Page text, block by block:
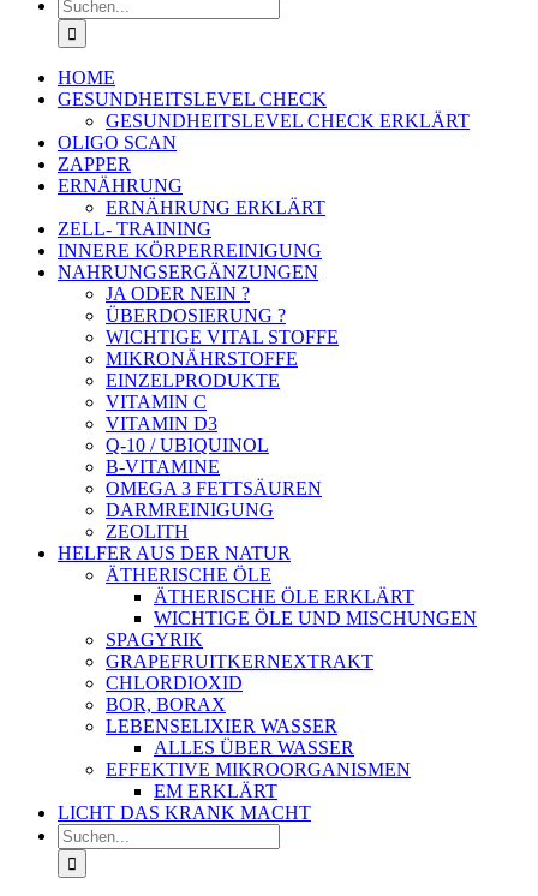
nach:
HOME
GESUNDHEITSLEVEL CHECK
GESUNDHEITSLEVEL CHECK ERKLÄRT
OLIGO SCAN
ZAPPER
ERNÄHRUNG
ERNÄHRUNG ERKLÄRT
ZELL- TRAINING
INNERE KÖRPERREINIGUNG
NAHRUNGSERGÄNZUNGEN
JA ODER NEIN ?
ÜBERDOSIERUNG ?
WICHTIGE VITAL STOFFE
MIKRONÄHRSTOFFE
EINZELPRODUKTE
VITAMIN C
VITAMIN D3
Q-10 / UBIQUINOL
B-VITAMINE
OMEGA 3 FETTSÄUREN
DARMREINIGUNG
ZEOLITH
HELFER AUS DER NATUR
ÄTHERISCHE ÖLE
ÄTHERISCHE ÖLE ERKLÄRT
WICHTIGE ÖLE UND MISCHUNGEN
SPAGYRIK
GRAPEFRUITKERNEXTRAKT
CHLORDIOXID
BOR, BORAX
LEBENSELIXIER WASSER
ALLES ÜBER WASSER
EFFEKTIVE MIKROORGANISMEN
EM ERKLÄRT
LICHT DAS KRANK MACHT
Suche
nach: